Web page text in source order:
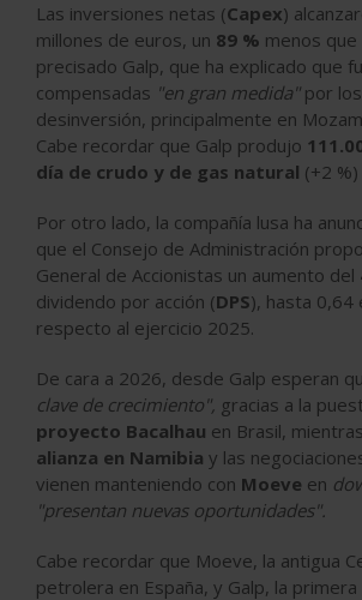
Las inversiones netas (Capex)
millones de euros, un 89 % menos que
precisado Galp, que ha explicado que
compensadas "en gran medida"por
desinversión, principalmente en
Cabe recordar que Galp produjo
día de crudo y de gas natural (+2
Por otro lado, la compañía lusa ha
que el Consejo de Administración
General de Accionistas un aumento del
dividendo por acción (DPS), hasta 0,64
respecto al ejercicio 2025.
De cara a 2026, desde Galp esperan
clave de crecimiento", gracias a la
proyecto Bacalhau en Brasil,
alianza en Namibia y las
vienen manteniendo con Moeve en
"presentan nuevas oportunidades".
Cabe recordar que Moeve, la antigua
petrolera en España, y Galp, la